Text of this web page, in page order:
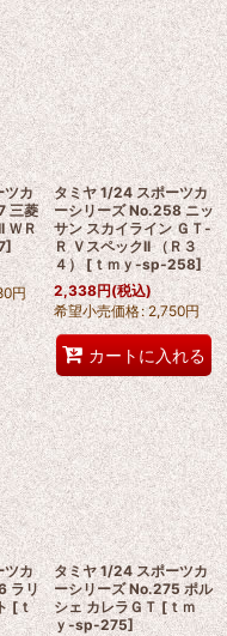
ツカ
三菱
ＷＲ
]
円
タミヤ 1/24 スポーツカ
ーシリーズ No.258 ニッ
サン スカイライン ＧＴ-
Ｒ ＶスペックII （Ｒ３
４） [ｔｍｙ-sp-258]
2,338円(税込)
希望小売価格: 2,750円
カートに入れる
ツカ
ラリ
[ｔ
タミヤ 1/24 スポーツカ
ーシリーズ No.275 ポル
シェ カレラＧＴ [ｔｍ
ｙ-sp-275]